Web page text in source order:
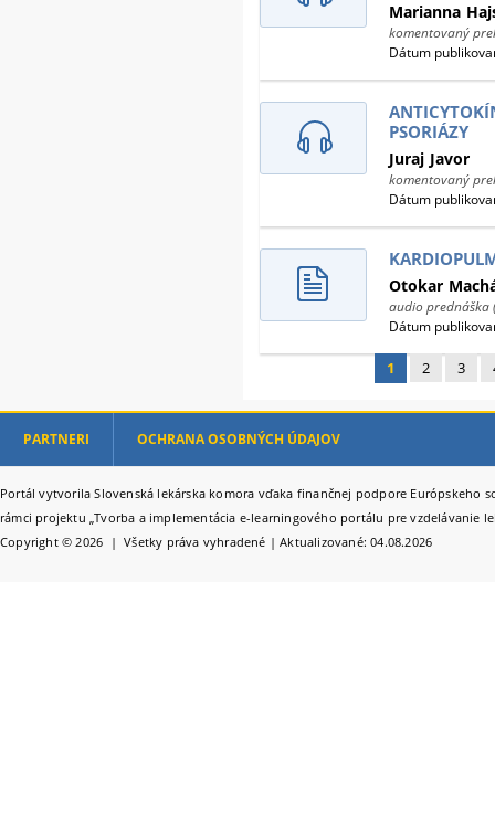
Marianna
komentovaný
Dátum
PSORIÁZY
Juraj Javor
komentovaný
Dátum
Otokar
audio prednáška
Dátum
1 2 3
PARTNERI OCHRANA OSOBNÝCH ÚDAJOV
Portál vytvorila Slovenská lekárska komora vďaka finančnej podpore Európskeho
rámci projektu „Tvorba a implementácia e-learningového portálu pre vzdelávanie
Copyright © 2026 | Všetky práva vyhradené | Aktualizované: 04.08.2026